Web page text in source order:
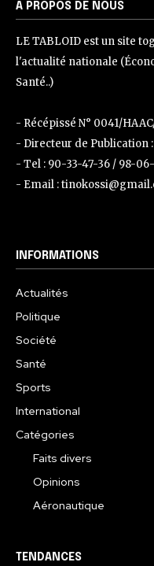
A PROPOS DE NOUS
LE TABLOID est un site
l'actualité nationale
Santé..)
- Récépissé N° 0041/
- Directeur de Publication
- Tel : 90-33-47-36 / 98-
- Email :
INFORMATIONS
Actualités
Politique
Société
Santé
Sports
International
Catégories
Faits divers
Opinions
Aéronautique
TENDANCES